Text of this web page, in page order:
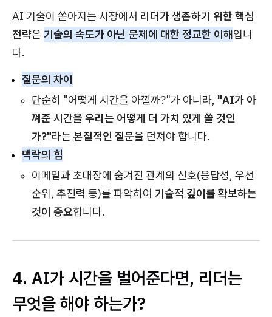
AI 기술이 쏟아지는 시장에서 리더가 생존하기 위한 핵심
전략은 기술의 속도가 아닌 문제에 대한 정교한 이해입니
다.
질문의 차이
단순히 "어떻게 시간을 아낄까?"가 아니라, "AI가 아
껴준 시간을 우리는 어떻게 더 가치 있게 쓸 것인
가?"라는본질적인 질문을 던져야 합니다.
맥락의 힘
이메일과 초대장에 숨겨진 관계의 신호(응답성, 우선
순위, 추진력 등)를 파악하여 기술적 깊이를 확보하는
것이 중요합니다.
4. AI가 시간을 벌어준다면, 리더는
무엇을 해야 하는가?